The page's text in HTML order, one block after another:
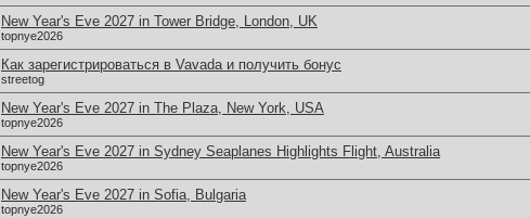
New Year's Eve 2027 in Tower Bridge, London, UK
topnye2026
Как зарегистрироваться в Vavada и получить бонус
streetog
New Year's Eve 2027 in The Plaza, New York, USA
topnye2026
New Year's Eve 2027 in Sydney Seaplanes Highlights Flight, Australia
topnye2026
New Year's Eve 2027 in Sofia, Bulgaria
topnye2026